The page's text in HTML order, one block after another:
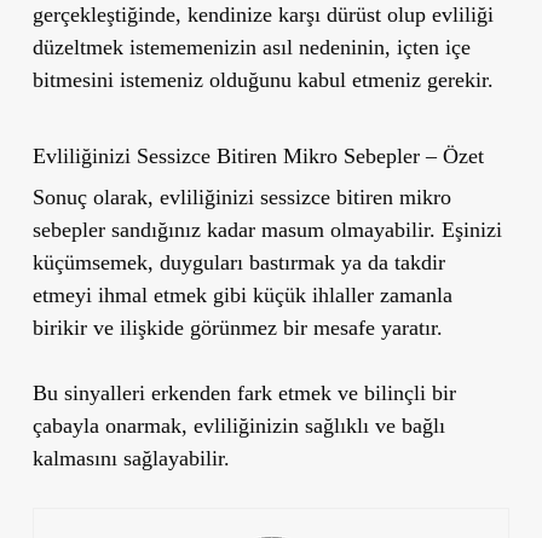
gerçekleştiğinde, kendinize karşı dürüst olup evliliği
düzeltmek istememenizin asıl nedeninin, içten içe
bitmesini istemeniz olduğunu kabul etmeniz gerekir.
Evliliğinizi Sessizce Bitiren Mikro Sebepler – Özet
Sonuç olarak, evliliğinizi sessizce bitiren mikro
sebeplersandığınız kadar masum olmayabilir. Eşinizi
küçümsemek, duyguları bastırmak ya da takdir
etmeyi ihmal etmek gibi küçük ihlaller zamanla
birikir ve ilişkide görünmez bir mesafe yaratır.
Bu sinyalleri erkenden fark etmek ve bilinçli bir
çabayla onarmak, evliliğinizin sağlıklı ve bağlı
kalmasını sağlayabilir.